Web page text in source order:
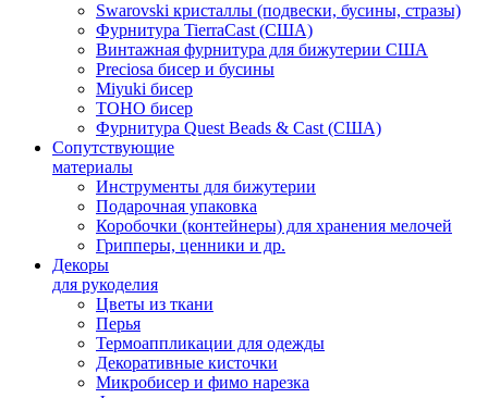
Swarovski кристаллы (подвески, бусины, стразы)
Фурнитура TierraCast (США)
Винтажная фурнитура для бижутерии США
Preciosa бисер и бусины
Miyuki бисер
TOHO бисер
Фурнитура Quest Beads & Cast (США)
Сопутствующие
материалы
Инструменты для бижутерии
Подарочная упаковка
Коробочки (контейнеры) для хранения мелочей
Грипперы, ценники и др.
Декоры
для рукоделия
Цветы из ткани
Перья
Термоаппликации для одежды
Декоративные кисточки
Микробисер и фимо нарезка